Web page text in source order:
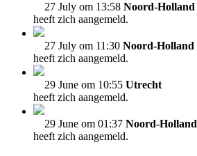
27 July om 13:58 Noord-Holland
heeft zich aangemeld.
27 July om 11:30 Noord-Holland
heeft zich aangemeld.
29 June om 10:55 Utrecht
heeft zich aangemeld.
29 June om 01:37 Noord-Holland
heeft zich aangemeld.